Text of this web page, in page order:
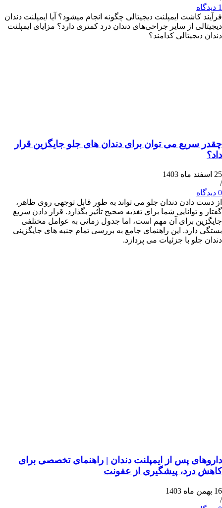
ایمپلنت دیجیتالی چگونه انجام میشود؟ آیا ایمپلنت دندان
از سایر جراحی‌های دندان درد کمتری دارد؟ مزایای ایمپلنت
کدامند؟
می توان برای دندان های جلو جایگزین قرار
دندان جلو می تواند به طور قابل توجهی روی ظاهر،
توانایی شما برای تغذیه صحیح تأثیر بگذارد. قرار دادن سریع
برای آن مهم است، اما جدول زمانی به عوامل مختلفی
این راهنمای جامع به بررسی تمام جنبه های جایگزینی
با جزئیات می پردازد.
پس از ایمپلنت دندان | راهنمای تخصصی برای
پیشگیری از عفونت